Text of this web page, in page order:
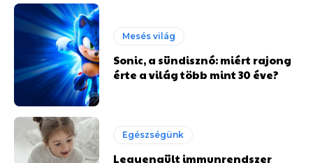
Mesés világ
Sonic, a sündisznó: miért rajong
érte a világ több mint 30 éve?
Egészségünk
Legyengült immunrendszer